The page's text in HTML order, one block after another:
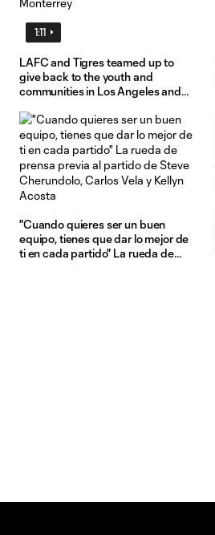
1:11
LAFC and Tigres teamed up to
give back to the youth and
communities in Los Angeles and
"Cuando quieres ser un buen
equipo, tienes que dar lo mejor de
ti en cada partido" La rueda de